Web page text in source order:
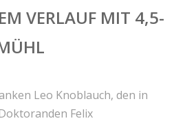
VERLAUF MIT 4,5-
Leo Knoblauch, den in
Felix